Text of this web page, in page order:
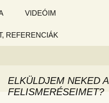
BOLT
VIDEÓIM
REFERENCIÁK
az új
és
ELKÜLDJEM NEKED A
FELISMERÉSEIMET?